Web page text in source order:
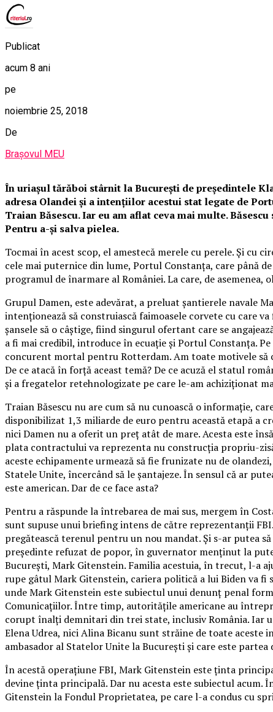
Publicat
acum 8 ani
pe
noiembrie 25, 2018
De
Brașovul MEU
În uriașul tărăboi stârnit la București de președintele
adresa Olandei și a intențiilor acestui stat legate de
Traian Băsescu. Iar eu am aflat ceva mai multe.
Pentru a-și salva pielea.
Tocmai în acest scop, el amestecă merele cu perele. Și cu
cele mai puternice din lume, Portul Constanța, care până
programul de înarmare al României. La care, de asemenea,
Grupul Damen, este adevărat, a preluat șantierele navale
intenționează să construiască faimoasele corvete cu care
șansele să o câștige, fiind singurul ofertant care se
a fi mai credibil, introduce în ecuație și Portul Constanța.
concurent mortal pentru Rotterdam. Am toate motivele să
De ce atacă în forță aceast temă? De ce acuză el statul
și a fregatelor retehnologizate pe care le-am achiziționat
Traian Băsescu nu are cum să nu cunoască o informație,
disponibilizat 1,3 miliarde de euro pentru această etapă a
nici Damen nu a oferit un preț atât de mare. Acesta este
plata contractului va reprezenta nu construcția propriu-
aceste echipamente urmează să fie frunizate nu de
Statele Unite, încercând să le șantajeze. În sensul că ar
este american. Dar de ce face asta?
Pentru a răspunde la întrebarea de mai sus, mergem în
sunt supuse unui briefing intens de către reprezentanții
pregătească terenul pentru un nou mandat. Și s-ar putea
președinte refuzat de popor, în guvernator menținut la
București, Mark Gitenstein. Familia acestuia, în trecut, l-a
rupe gâtul Mark Gitenstein, cariera politică a lui Biden va
unde Mark Gitenstein este subiectul unui denunț penal
Comunicațiilor. Între timp, autoritățile americane au
corupt înalți demnitari din trei state, inclusiv România. Iar
Elena Udrea, nici Alina Bicanu sunt străine de toate
ambasador al Statelor Unite la București și care este partea
În acestă operațiune FBI, Mark Gitenstein este ținta
devine ținta principală. Dar nu acesta este subiectul acum.
Gitenstein la Fondul Proprietatea, pe care l-a condus cu